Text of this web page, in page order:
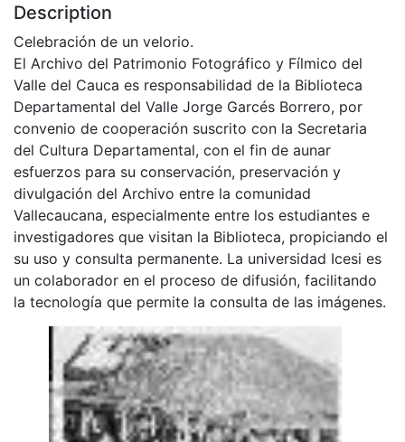
Description
Celebración de un velorio.
El Archivo del Patrimonio Fotográfico y Fílmico del
Valle del Cauca es responsabilidad de la Biblioteca
Departamental del Valle Jorge Garcés Borrero, por
convenio de cooperación suscrito con la Secretaria
del Cultura Departamental, con el fin de aunar
esfuerzos para su conservación, preservación y
divulgación del Archivo entre la comunidad
Vallecaucana, especialmente entre los estudiantes e
investigadores que visitan la Biblioteca, propiciando el
su uso y consulta permanente. La universidad Icesi es
un colaborador en el proceso de difusión, facilitando
la tecnología que permite la consulta de las imágenes.